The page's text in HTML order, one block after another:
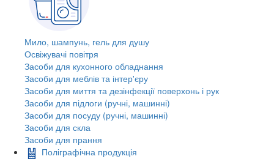
Мило, шампунь, гель для душу
Освіжувачі повітря
Засоби для кухонного обладнання
Засоби для меблів та інтер'єру
Засоби для миття та дезінфекції поверхонь і рук
Засоби для підлоги (ручні, машинні)
Засоби для посуду (ручні, машинні)
Засоби для скла
Засоби для прання
Поліграфічна продукція